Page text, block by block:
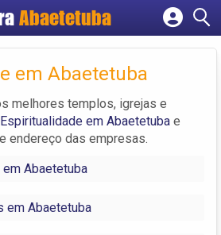
Abaetetuba
Cadastrar empresa
Criar conta
em Abaetetuba
melhores templos, igrejas e
Espiritualidade em Abaetetuba e
endereço das empresas.
Abaetetuba
em Abaetetuba